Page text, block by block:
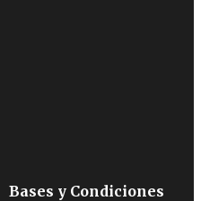
Bases y Condiciones